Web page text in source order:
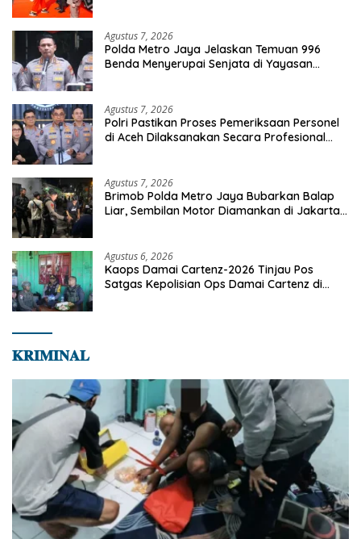
Agustus 7, 2026
Polda Metro Jaya Jelaskan Temuan 996
Benda Menyerupai Senjata di Yayasan
Agustus 7, 2026
Polri Pastikan Proses Pemeriksaan Personel
di Aceh Dilaksanakan Secara Profesional
Agustus 7, 2026
Brimob Polda Metro Jaya Bubarkan Balap
Liar, Sembilan Motor Diamankan di Jakarta
Agustus 6, 2026
Kaops Damai Cartenz-2026 Tinjau Pos
Satgas Kepolisian Ops Damai Cartenz di
𝐊𝐑𝐈𝐌𝐈𝐍𝐀𝐋